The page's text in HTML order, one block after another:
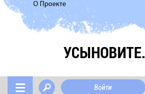
О Проекте
УСЫНОВИТЕ.
Войти